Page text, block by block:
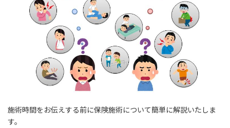
施術時間をお伝えする前に保険施術について簡単に解説いたしま
す。